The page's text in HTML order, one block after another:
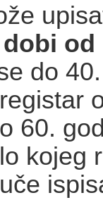
od
do
60.
kojeg